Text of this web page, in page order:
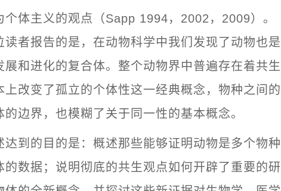
体主义的观点（Sapp 1994，2002，2009）。
读者报告的是，在动物科学中我们发现了动物也是
展和进化的复合体。整个动物界中普遍存在着共生
上改变了孤立的个体性这一经典概念，物种之间的
边界，也模糊了关于同一性的基本概念。
达到的目的是：概述那些能够证明动物是多个物种
的数据；说明彻底的共生观点如何开辟了重要的研